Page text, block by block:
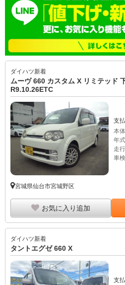
ダイハツ新着
ムーヴ 660 カスタム X リミテッド
R9.10.26ETC
支
本
年式
走行
車検
宮城県仙台市宮城野区
お気に入り追加
ダイハツ新着
タントエグゼ 660 X
支